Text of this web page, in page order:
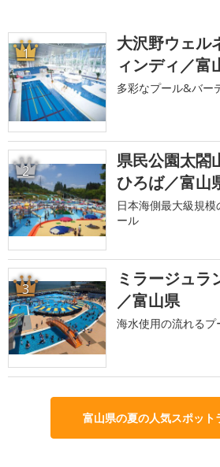
1
大沢野ウェル
ィンディ／富
多彩なプール&バー
2
県民公園太閤
ひろば／富山
日本海側最大級規
ール
3
ミラージュラ
／富山県
海水使用の流れる
富山県の夏の人気スポット